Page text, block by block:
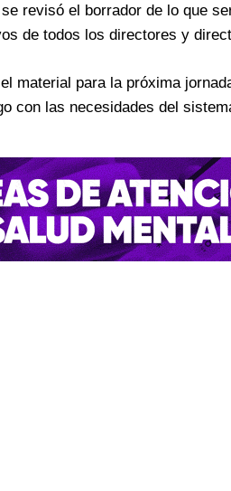
revisó el borrador de lo que
de todos los directores y
material para la próxima
con las necesidades del